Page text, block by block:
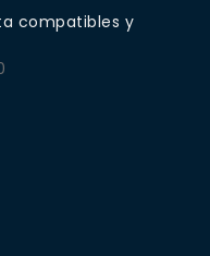
compatibles y